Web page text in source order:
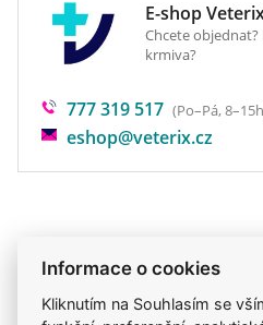
E-shop
Chcete
krmiva?
777 319 517 (Po–Pá,
eshop@veterix.cz
Produkt také v těchto
Kosmetika a hygiena
Informace o cookies
Kliknutím na Souhlasím se